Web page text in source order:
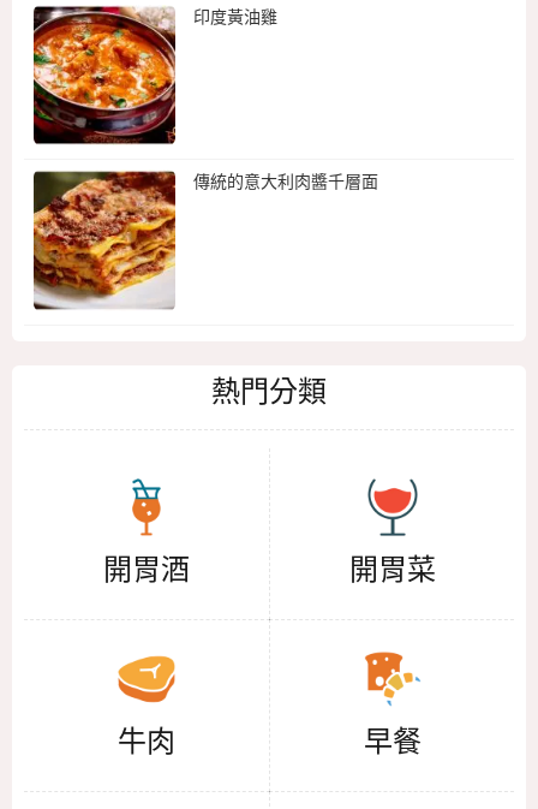
印度黃油雞
傳統的意大利肉醬千層面
熱門分類
開胃酒 開胃菜
牛肉 早餐